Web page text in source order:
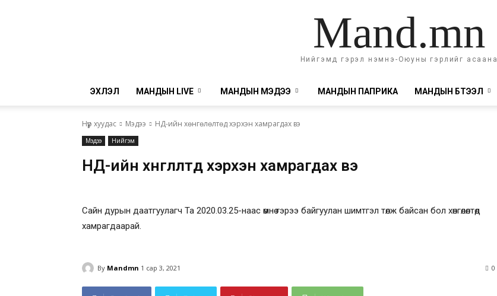
Mand.mn
Нийгэмд гэрэл нэмнэ-Оюуны гэрлийг асаана
ЭХЛЭЛ МАНДЫН LIVE МАНДЫН МЭДЭЭ МАНДЫН ПАПРИКА МАНДЫН БҮТЭЭЛ
Нүүр хуудас Мэдээ НД-ийн хөнгөлөлтөд хэрхэн хамрагдах вэ
Мэдээ Нийгэм
НД-ийн хөнгөлөлтөд хэрхэн хамрагдах вэ
Сайн дурын даатгуулагч Та 2020.03.25-наас өмнө гэрээ байгуулан шимтгэл төлж байсан бол хөнгөлөлтөд
хамрагдаарай.
By Mandmn 1 сар 3, 2021 0